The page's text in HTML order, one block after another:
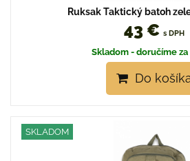
Ruksak Taktický batoh
43 € s DPH
Skladom - doručíme za
Do
SKLADOM